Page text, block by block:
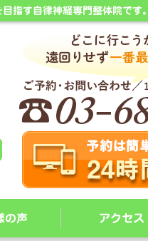
指す自律神経専門整体院です。
の声 アクセス